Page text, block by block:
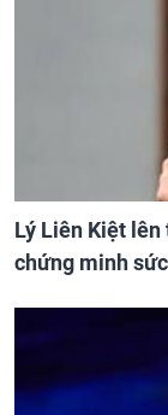
Lý Liên Kiệt
chứng minh